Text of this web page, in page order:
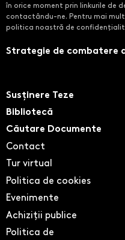
în orice moment prin linkurile de
contactându-ne. Pentru mai
politica noastră de
Strategie de combatere
Susținere Teze
Bibliotecă
Căutare Documente
Contact
Tur virtual
Politica de cookies
Evenimente
Achiziții publice
Politica de